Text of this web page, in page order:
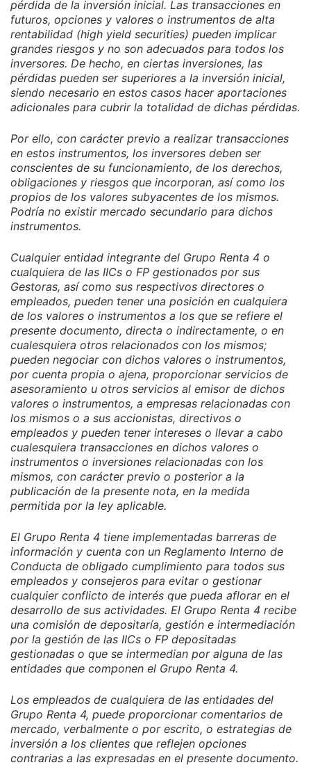
pérdida de la inversión inicial. Las transacciones en
futuros, opciones y valores o instrumentos de alta
rentabilidad (high yield securities) pueden implicar
grandes riesgos y no son adecuados para todos los
inversores. De hecho, en ciertas inversiones, las
pérdidas pueden ser superiores a la inversión inicial,
siendo necesario en estos casos hacer aportaciones
adicionales para cubrir la totalidad de dichas pérdidas.
Por ello, con carácter previo a realizar transacciones
en estos instrumentos, los inversores deben ser
conscientes de su funcionamiento, de los derechos,
obligaciones y riesgos que incorporan, así como los
propios de los valores subyacentes de los mismos.
Podría no existir mercado secundario para dichos
instrumentos.
Cualquier entidad integrante del Grupo Renta 4 o
cualquiera de las IICs o FP gestionados por sus
Gestoras, así como sus respectivos directores o
empleados, pueden tener una posición en cualquiera
de los valores o instrumentos a los que se refiere el
presente documento, directa o indirectamente, o en
cualesquiera otros relacionados con los mismos;
pueden negociar con dichos valores o instrumentos,
por cuenta propia o ajena, proporcionar servicios de
asesoramiento u otros servicios al emisor de dichos
valores o instrumentos, a empresas relacionadas con
los mismos o a sus accionistas, directivos o
empleados y pueden tener intereses o llevar a cabo
cualesquiera transacciones en dichos valores o
instrumentos o inversiones relacionadas con los
mismos, con carácter previo o posterior a la
publicación de la presente nota, en la medida
permitida por la ley aplicable.
El Grupo Renta 4 tiene implementadas barreras de
información y cuenta con un Reglamento Interno de
Conducta de obligado cumplimiento para todos sus
empleados y consejeros para evitar o gestionar
cualquier conflicto de interés que pueda aflorar en el
desarrollo de sus actividades. El Grupo Renta 4 recibe
una comisión de depositaría, gestión e intermediación
por la gestión de las IICs o FP depositadas
gestionadas o que se intermedian por alguna de las
entidades que componen el Grupo Renta 4.
Los empleados de cualquiera de las entidades del
Grupo Renta 4, puede proporcionar comentarios de
mercado, verbalmente o por escrito, o estrategias de
inversión a los clientes que reflejen opciones
contrarias a las expresadas en el presente documento.